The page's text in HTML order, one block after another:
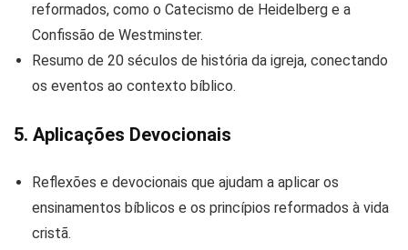
reformados, como o Catecismo de Heidelberg e a
Confissão de Westminster.
Resumo de 20 séculos de história da igreja, conectando
os eventos ao contexto bíblico.
5. Aplicações Devocionais
Reflexões e devocionais que ajudam a aplicar os
ensinamentos bíblicos e os princípios reformados à vida
cristã.